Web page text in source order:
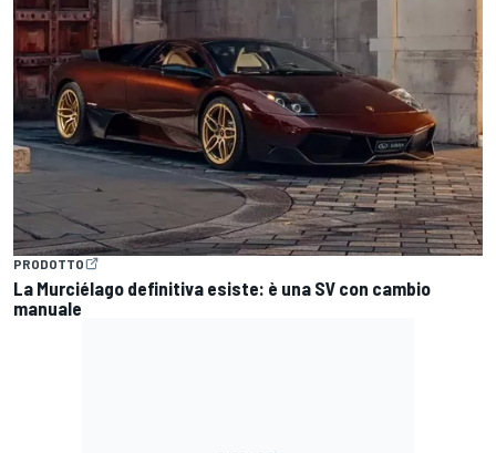
PRODOTTO
La Murciélago definitiva esiste: è una SV con cambio
manuale